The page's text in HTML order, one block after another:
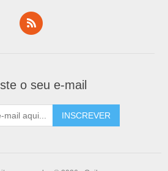
o seu e-mail